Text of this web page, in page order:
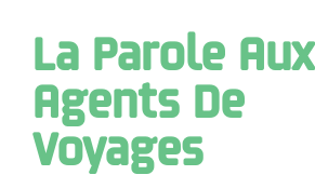
La Parole Aux
Agents De
Voyages